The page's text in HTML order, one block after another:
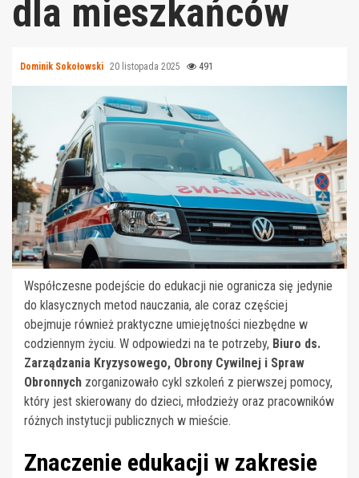
dla mieszkańców
Dominik Sokołowski 20 listopada 2025 491
Współczesne podejście do edukacji nie ogranicza się jedynie
do klasycznych metod nauczania, ale coraz częściej
obejmuje również praktyczne umiejętności niezbędne w
codziennym życiu. W odpowiedzi na te potrzeby, Biuro ds.
Zarządzania Kryzysowego, Obrony Cywilnej i Spraw
Obronnych zorganizowało cykl szkoleń z pierwszej pomocy,
który jest skierowany do dzieci, młodzieży oraz pracowników
różnych instytucji publicznych w mieście.
Znaczenie edukacji w zakresie